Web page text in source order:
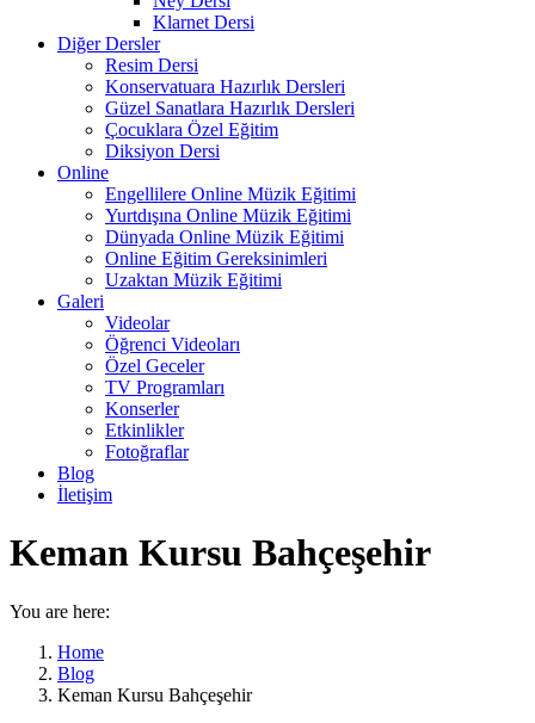
Klarnet Dersi
Diğer Dersler
Resim Dersi
Konservatuara Hazırlık Dersleri
Güzel Sanatlara Hazırlık Dersleri
Çocuklara Özel Eğitim
Diksiyon Dersi
Online
Engellilere Online Müzik Eğitimi
Yurtdışına Online Müzik Eğitimi
Dünyada Online Müzik Eğitimi
Online Eğitim Gereksinimleri
Uzaktan Müzik Eğitimi
Galeri
Videolar
Öğrenci Videoları
Özel Geceler
TV Programları
Konserler
Etkinlikler
Fotoğraflar
Blog
İletişim
Keman Kursu Bahçeşehir
You are here:
Home
Blog
Keman Kursu Bahçeşehir